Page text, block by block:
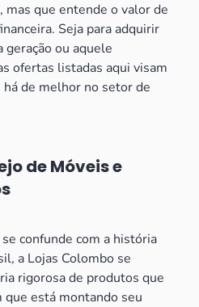
mas que entende o valor de
Seja para adquirir
ou aquele
ofertas listadas aqui visam
de melhor no setor de
de Móveis e
confunde com a história
a Lojas Colombo se
rigorosa de produtos que
está montando seu